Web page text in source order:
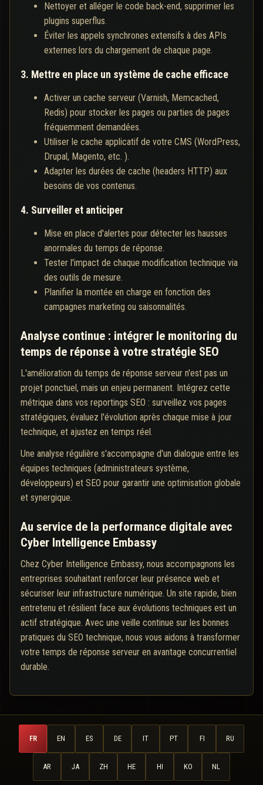
Nettoyer et alléger le code back-end, supprimer les
plugins superflus.
Éviter les appels synchrones extensifs à des APIs
externes lors du chargement de chaque page.
3. Mettre en place un système de cache efficace
Activer un cache serveur (Varnish, Memcached,
Redis) pour stocker les pages ou parties de pages
fréquemment demandées.
Utiliser le cache applicatif de votre CMS (WordPress,
Drupal, Magento, etc. ).
Adapter les durées de cache (headers HTTP) aux
besoins de vos contenus.
4. Surveiller et anticiper
Mise en place d'alertes pour détecter les hausses
anormales du temps de réponse.
Tester l'impact de chaque modification technique via
des outils de mesure.
Planifier la montée en charge en fonction des
campagnes marketing ou saisonnalités.
Analyse continue : intégrer le monitoring du
temps de réponse à votre stratégie SEO
L'amélioration du temps de réponse serveur n'est pas un
projet ponctuel, mais un enjeu permanent. Intégrez cette
métrique dans vos reportings SEO : surveillez vos pages
stratégiques, évaluez l'évolution après chaque mise à jour
technique, et ajustez en temps réel.
Une analyse régulière s'accompagne d'un dialogue entre les
équipes techniques (administrateurs système,
développeurs) et SEO pour garantir une optimisation globale
et synergique.
Au service de la performance digitale avec
Cyber Intelligence Embassy
Chez Cyber Intelligence Embassy, nous accompagnons les
entreprises souhaitant renforcer leur présence web et
sécuriser leur infrastructure numérique. Un site rapide, bien
entretenu et résilient face aux évolutions techniques est un
actif stratégique. Avec une veille continue sur les bonnes
pratiques du SEO technique, nous vous aidons à transformer
votre temps de réponse serveur en avantage concurrentiel
durable.
FR EN ES DE IT PT FI RU
AR JA ZH HE HI KO NL